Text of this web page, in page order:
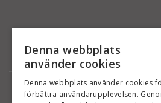
TJÄNSTER
Denna webbplats
använder cookies
Denna webbplats använder cookies
förbättra användarupplevelsen.